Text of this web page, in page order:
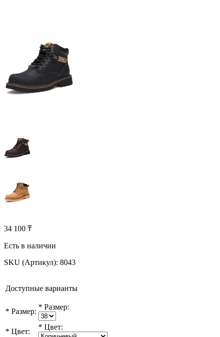
34 100 ₸
Есть в наличии
SKU (Артикул): 8043
Доступные варианты
* Размер:
* Размер:
* Цвет:
* Цвет: